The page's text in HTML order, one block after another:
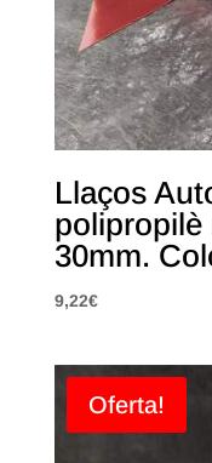
Llaços
polipropilè
30mm.
9,22€
Oferta!